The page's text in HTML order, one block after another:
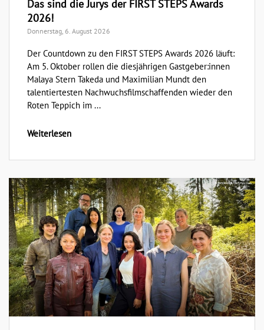
Das sind die Jurys der FIRST STEPS Awards
2026!
Donnerstag, 6. August 2026
Der Countdown zu den FIRST STEPS Awards 2026 läuft:
Am 5. Oktober rollen die diesjährigen Gastgeber:innen
Malaya Stern Takeda und Maximilian Mundt den
talentiertesten Nachwuchsfilmschaffenden wieder den
Roten Teppich im ...
Weiterlesen